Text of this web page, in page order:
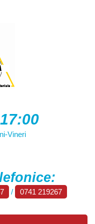
Vineri
/ 0741 219267